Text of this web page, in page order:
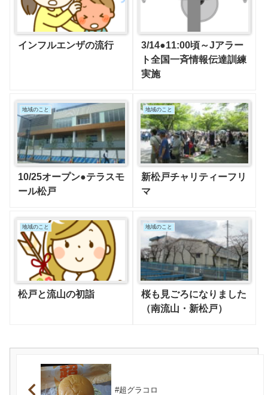
インフルエンザの流行
3/14●11:00頃～Jアラー
ト全国一斉情報伝達訓練
実施
地域のこと
10/25オープン●テラスモ
ール松戸
地域のこと
新松戸チャリティーフリ
マ
地域のこと
松戸と流山の初詣
地域のこと
桜も見ごろになりました
（南流山・新松戸）
#超グラコロ